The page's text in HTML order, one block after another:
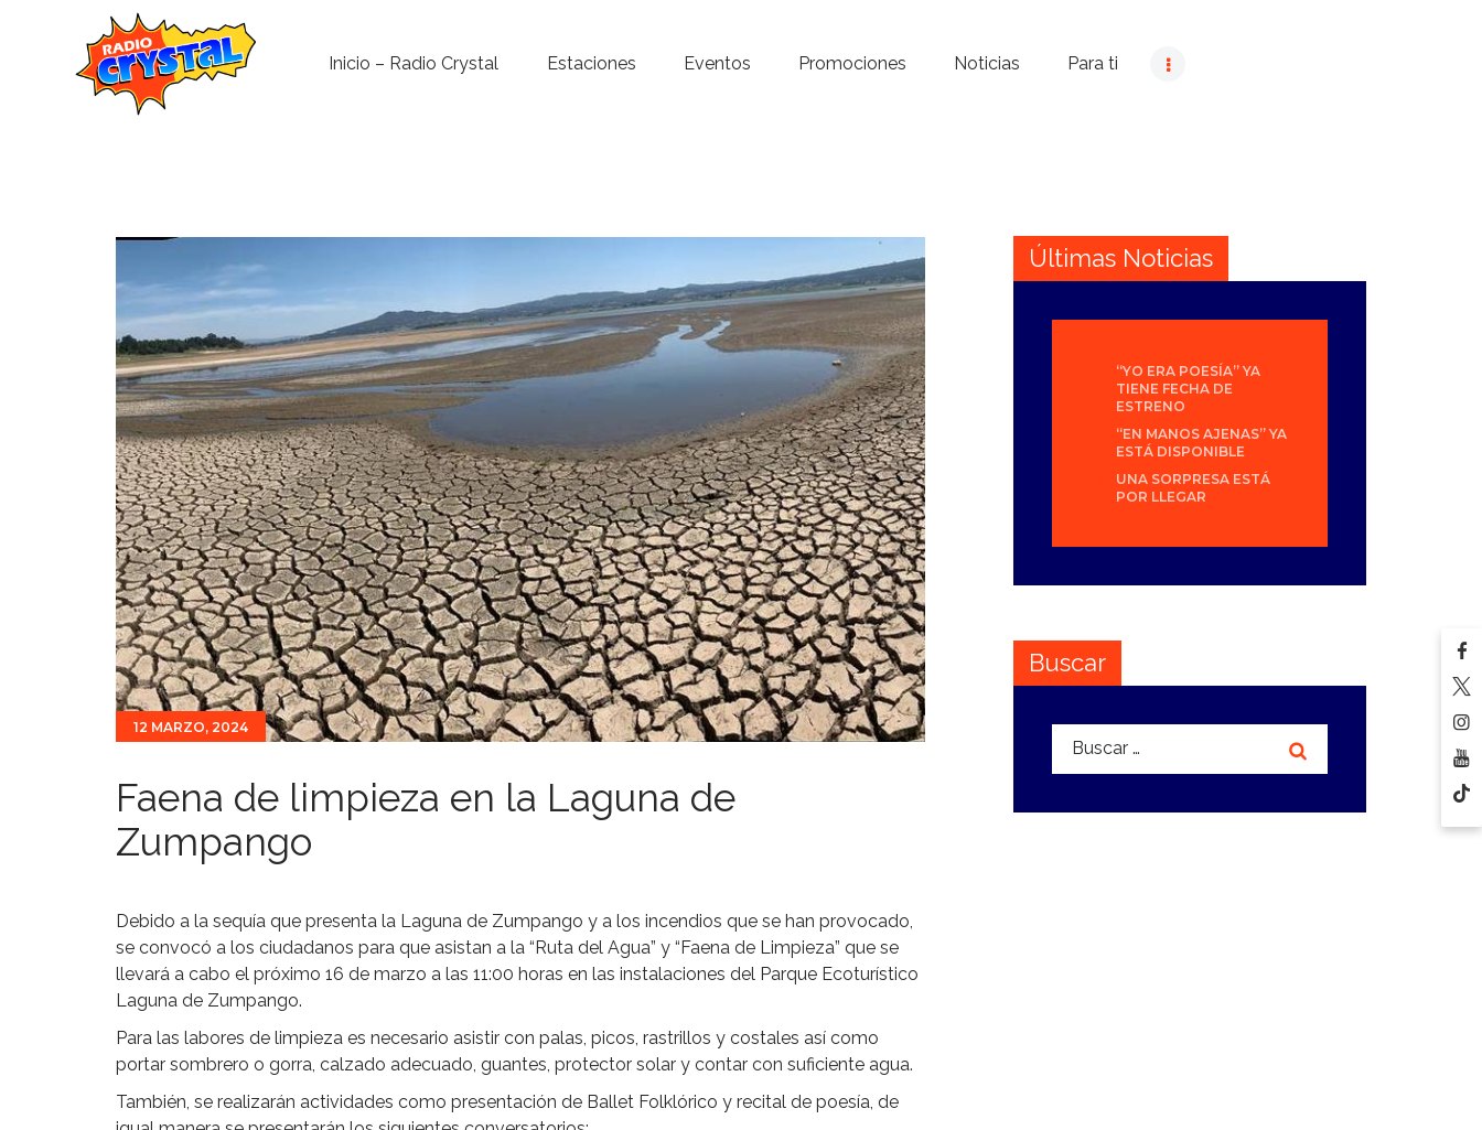
Inicio – Radio Crystal Estaciones Eventos Promociones Noticias Para ti
Noticias
Para ti
Contacto
12 MARZO, 2024
Faena de limpieza en la Laguna de
Zumpango
Debido a la sequía que presenta la Laguna de Zumpango y a los incendios que se han provocado,
se convocó a los ciudadanos para que asistan a la “Ruta del Agua” y “Faena de Limpieza” que se
llevará a cabo el próximo 16 de marzo a las 11:00 horas en las instalaciones del Parque Ecoturístico
Laguna de Zumpango.
Para las labores de limpieza es necesario asistir con palas, picos, rastrillos y costales así como
portar sombrero o gorra, calzado adecuado, guantes, protector solar y contar con suficiente agua.
También, se realizarán actividades como presentación de Ballet Folklórico y recital de poesía, de
Últimas Noticias
“YO ERA POESÍA” YA
TIENE FECHA DE
ESTRENO
“EN MANOS AJENAS” YA
ESTÁ DISPONIBLE
UNA SORPRESA ESTÁ
POR LLEGAR
Buscar
Buscar: